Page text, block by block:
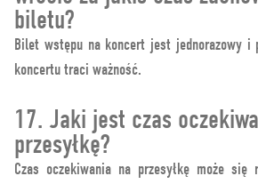
biletu?
Bilet wstępu na koncert jest jednorazowy i
koncertu traci ważność.
17. Jaki jest czas
przesyłkę?
Czas oczekiwania na przesyłkę może się